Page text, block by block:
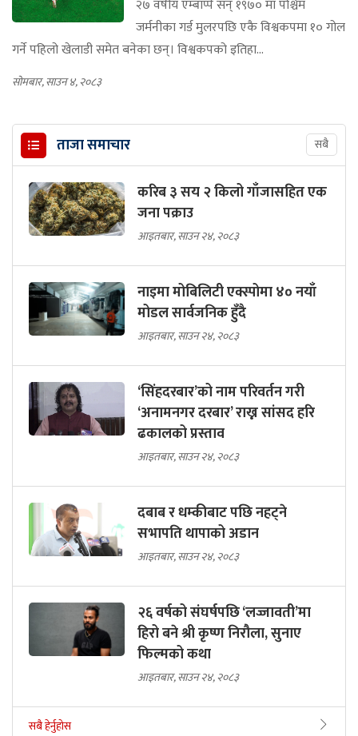
२७ वर्षीय एम्बाप्पे सन् १९७० मा पश्चिम
जर्मनीका गर्ड मुलरपछि एकै विश्वकपमा १० गोल
गर्ने पहिलो खेलाडी समेत बनेका छन्। विश्वकपको इतिहा...
सोमबार, साउन ४, २०८३
ताजा समाचार सबै
करिब ३ सय २ किलो गाँजासहित एक
जना पक्राउ
आइतबार, साउन २४, २०८३
नाइमा मोबिलिटी एक्स्पोमा ४० नयाँ
मोडल सार्वजनिक हुँदै
आइतबार, साउन २४, २०८३
‘सिंहदरबार’को नाम परिवर्तन गरी
‘अनामनगर दरबार’ राख्न सांसद हरि
ढकालको प्रस्ताव
आइतबार, साउन २४, २०८३
दबाब र धम्कीबाट पछि नहट्ने
सभापति थापाको अडान
आइतबार, साउन २४, २०८३
२६ वर्षको संघर्षपछि ‘लज्जावती’मा
हिरो बने श्री कृष्ण निरौला, सुनाए
फिल्मको कथा
आइतबार, साउन २४, २०८३
सबै हेर्नुहोस